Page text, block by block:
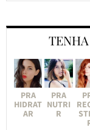
PRA
HIDRAT
AR
PRA
NUTRI
R